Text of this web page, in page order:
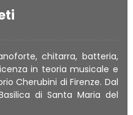
chitarra, batteria,
in teoria musicale e
Cherubini di Firenze. Dal
di Santa Maria del